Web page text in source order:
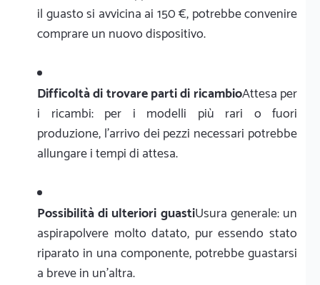
il guasto si avvicina ai 150 €, potrebbe convenire
comprare un nuovo dispositivo.
Difficoltà di trovare parti di ricambioAttesa per
i ricambi: per i modelli più rari o fuori
produzione, l'arrivo dei pezzi necessari potrebbe
allungare i tempi di attesa.
Possibilità di ulteriori guastiUsura generale: un
aspirapolvere molto datato, pur essendo stato
riparato in una componente, potrebbe guastarsi
a breve in un'altra.